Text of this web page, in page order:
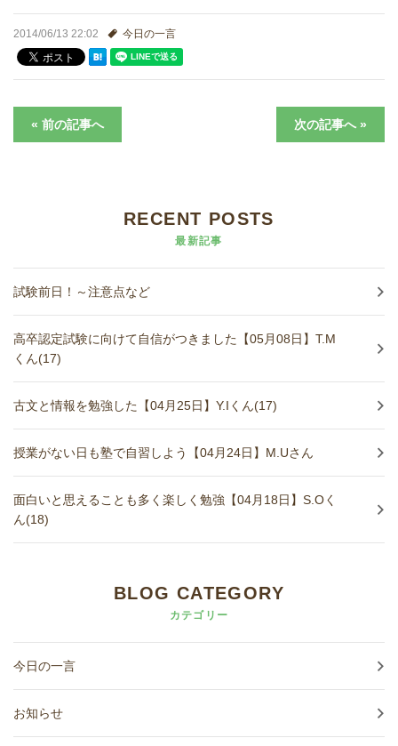
2014/06/13 22:02 今日の一言
« 前の記事へ 次の記事へ »
RECENT POSTS
最新記事
試験前日！～注意点など
高卒認定試験に向けて自信がつきました【05月08日】T.M
くん(17)
古文と情報を勉強した【04月25日】Y.Iくん(17)
授業がない日も塾で自習しよう【04月24日】M.Uさん
面白いと思えることも多く楽しく勉強【04月18日】S.Oく
ん(18)
BLOG CATEGORY
カテゴリー
今日の一言
お知らせ